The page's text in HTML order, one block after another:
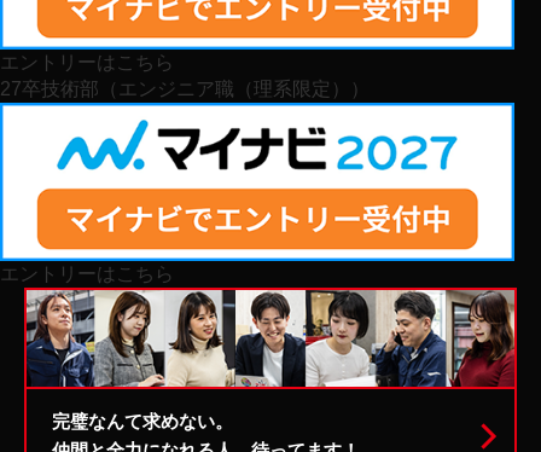
ご本人からの個人データの開示、訂正、追加、削
除、利用停止のご希望の場合には、ご本人にである
ことを確認させていただいた上、速やかに対応させ
ていただきます。
個人情報の安全対策
当社は、個人情報の正確性及び安全性確保のため
に、セキュリティに万全の対策を講じています。
法令・規範の遵守と見直し
当社は、当社が保有する個人情報の取扱いに関して
適用される法令、国が定める指針及びその他の規範
を遵守するとともに、本ポリシーの内容を適宜見直
し、その改善に努めます。
エントリーはこちら
27卒技術部（エンジニア職（理系限定））
エントリーはこちら
完璧なんて求めない。